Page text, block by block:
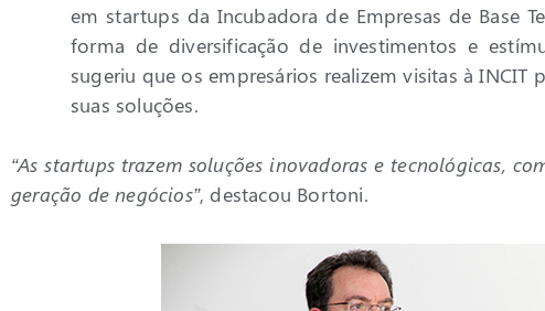
em startups da Incubadora de Empresas de Base
forma de diversificação de investimentos e
sugeriu que os empresários realizem visitas à INCIT
suas soluções.
“As startups trazem soluções inovadoras e tecnológicas,
geração de negócios”, destacou Bortoni.